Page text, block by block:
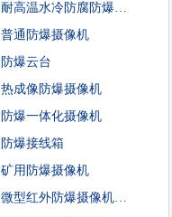
耐高温水冷防腐防爆…
普通防爆摄像机
防爆云台
热成像防爆摄像机
防爆一体化摄像机
防爆接线箱
矿用防爆摄像机
微型红外防爆摄像机…